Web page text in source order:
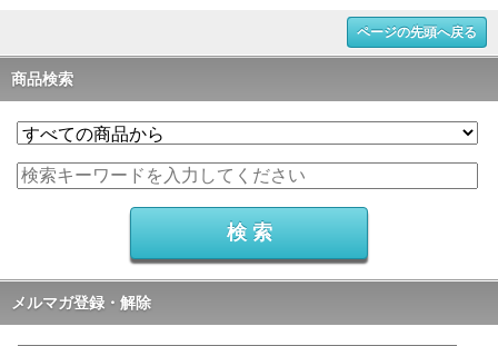
ページの先頭へ戻る
商品検索
メルマガ登録・解除